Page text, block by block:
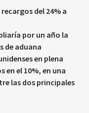
del 24% a
por un año la
de aduana
en plena
el 10%, en una
las dos principales